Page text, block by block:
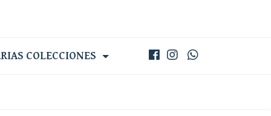
COLECCIONES